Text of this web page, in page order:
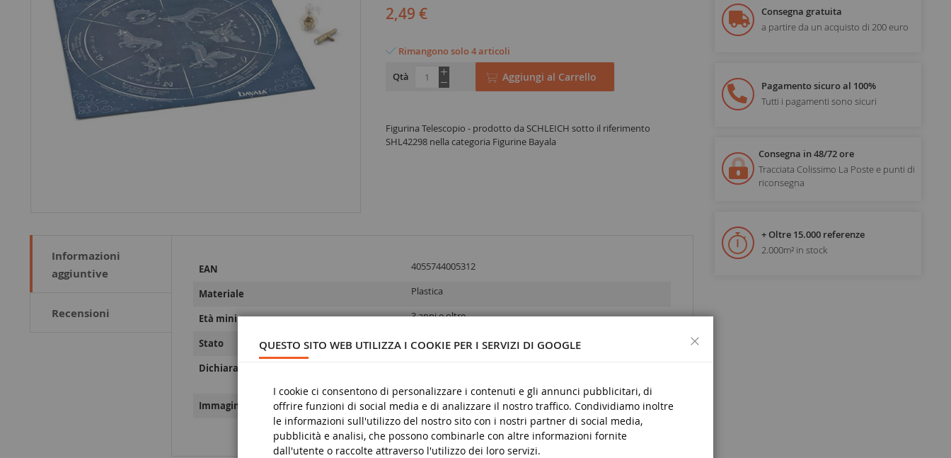
2,49 €
Rimangono solo 4 articoli
Qtà
Aggiungi al Carrello
Figurina Telescopio - prodotto da SCHLEICH sotto il riferimento
SHL42298 nella categoria Figurine Bayala
Informazioni
aggiuntive
Recensioni
Informazioni
EAN 4055744005312
Materiale Plastica
Età minima 3 anni e oltre
Stato Nove
Dichiarazioni sulla sicurezza dei prodotti
Immagini relative alla sicurezza dei prodotti Marquage CE
Consegna gratuita
a partire da un acquisto di 200 euro
Pagamento sicuro al 100%
Tutti i pagamenti sono sicuri
Consegna in 48/72 ore
Tracciata Colissimo La Poste e punti di
riconsegna
+ Oltre 15.000 referenze
2.000m² in stock
QUESTO SITO WEB UTILIZZA I COOKIE PER I SERVIZI DI GOOGLE
I cookie ci consentono di personalizzare i contenuti e gli annunci pubblicitari, di
offrire funzioni di social media e di analizzare il nostro traffico. Condividiamo inoltre
le informazioni sull'utilizzo del nostro sito con i nostri partner di social media,
pubblicità e analisi, che possono combinarle con altre informazioni fornite
dall'utente o raccolte attraverso l'utilizzo dei loro servizi.